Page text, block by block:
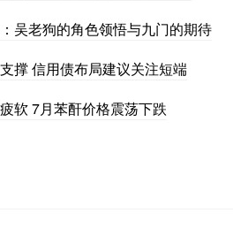
吴老狗的角色领悟与九门的期待
撑 信用债布局建议关注短端
软 7月苯酐价格震荡下跌